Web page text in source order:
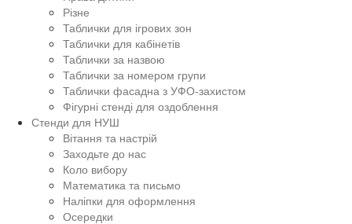
Різне
Таблички для ігрових зон
Таблички для кабінетів
Таблички за назвою
Таблички за номером групи
Таблички фасадна з УФО-захистом
Фігурні стенді для оздоблення
Стенди для НУШ
Вітання та настрій
Заходьте до нас
Коло вибору
Математика та письмо
Наліпки для оформлення
Осередки